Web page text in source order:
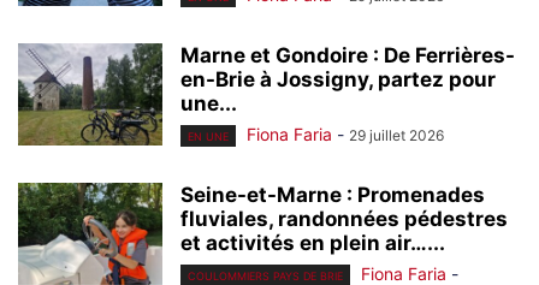
Marne et Gondoire : De Ferrières-
en-Brie à Jossigny, partez pour
une...
EN UNE Fiona Faria - 29 juillet 2026
Seine-et-Marne : Promenades
fluviales, randonnées pédestres
et activités en plein air…...
COULOMMIERS PAYS DE BRIE Fiona Faria -